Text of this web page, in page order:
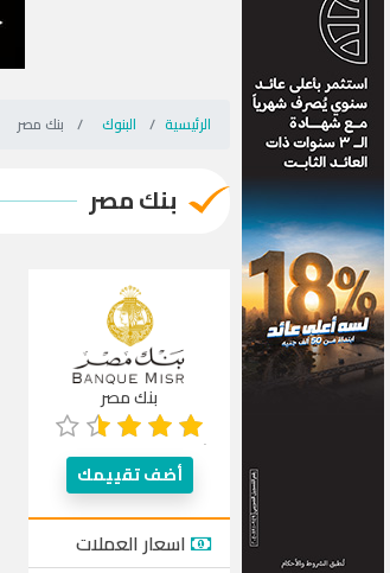
الرئيسية البنوك بنك مصر
بنك مصر
بنك مصر
أضف تقييمك
اسعار العملات